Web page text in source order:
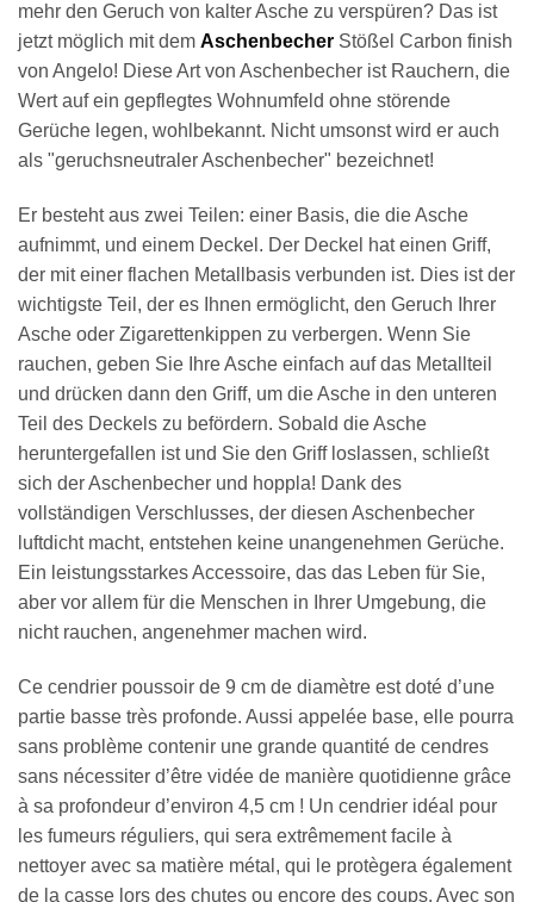
mehr den Geruch von kalter Asche zu verspüren? Das ist
jetzt möglich mit dem Aschenbecher Stößel Carbon finish
von Angelo! Diese Art von Aschenbecher ist Rauchern, die
Wert auf ein gepflegtes Wohnumfeld ohne störende
Gerüche legen, wohlbekannt. Nicht umsonst wird er auch
als "geruchsneutraler Aschenbecher" bezeichnet!
Er besteht aus zwei Teilen: einer Basis, die die Asche
aufnimmt, und einem Deckel. Der Deckel hat einen Griff,
der mit einer flachen Metallbasis verbunden ist. Dies ist der
wichtigste Teil, der es Ihnen ermöglicht, den Geruch Ihrer
Asche oder Zigarettenkippen zu verbergen. Wenn Sie
rauchen, geben Sie Ihre Asche einfach auf das Metallteil
und drücken dann den Griff, um die Asche in den unteren
Teil des Deckels zu befördern. Sobald die Asche
heruntergefallen ist und Sie den Griff loslassen, schließt
sich der Aschenbecher und hoppla! Dank des
vollständigen Verschlusses, der diesen Aschenbecher
luftdicht macht, entstehen keine unangenehmen Gerüche.
Ein leistungsstarkes Accessoire, das das Leben für Sie,
aber vor allem für die Menschen in Ihrer Umgebung, die
nicht rauchen, angenehmer machen wird.
Ce cendrier poussoir de 9 cm de diamètre est doté d’une
partie basse très profonde. Aussi appelée base, elle pourra
sans problème contenir une grande quantité de cendres
sans nécessiter d’être vidée de manière quotidienne grâce
à sa profondeur d’environ 4,5 cm ! Un cendrier idéal pour
les fumeurs réguliers, qui sera extrêmement facile à
nettoyer avec sa matière métal, qui le protègera également
de la casse lors des chutes ou encore des coups. Avec son